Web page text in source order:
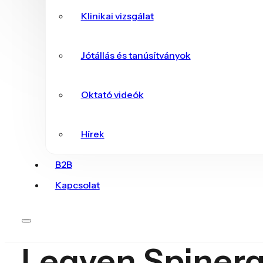
Klinikai vizsgálat
Jótállás és tanúsítványok
Oktató videók
Hírek
B2B
Kapcsolat